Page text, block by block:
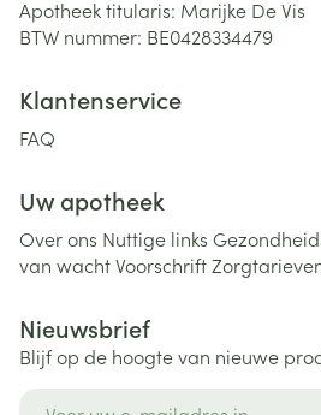
Apotheek titularis: Marijke De Vis
BTW nummer: BE0428334479
Klantenservice
FAQ
Uw apotheek
Over ons Nuttige links
van wachtVoorschrift
Nieuwsbrief
Blijf op de hoogte van nieuwe